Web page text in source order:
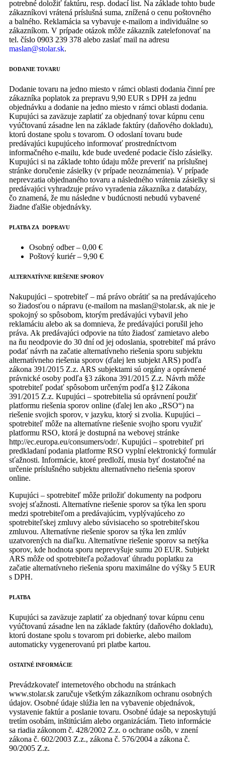
potrebné doložiť faktúru, resp. dodací list. Na základe tohto bude
zákazníkovi vrátená príslušná suma, znížená o cenu poštovného
a balného. Reklamácia sa vybavuje e-mailom a individuálne so
zákazníkom. V prípade otázok môže zákazník zatelefonovať na
tel. číslo 0903 239 378 alebo zaslať mail na adresu
maslan@stolar.sk.
DODANIE TOVARU
Dodanie tovaru na jedno miesto v rámci oblasti dodania činní pre
zákazníka poplatok za prepravu 9,90 EUR s DPH za jednu
objednávku a dodanie na jedno miesto v rámci oblasti dodania.
Kupujúci sa zaväzuje zaplatiť za objednaný tovar kúpnu cenu
vyúčtovanú zásadne len na základe faktúry (daňového dokladu),
ktorú dostane spolu s tovarom. O odoslaní tovaru bude
predávajúci kupujúceho informovať prostredníctvom
informačného e-mailu, kde bude uvedené podacie číslo zásielky.
Kupujúci si na základe tohto údaju môže preveriť na príslušnej
stránke doručenie zásielky (v prípade neoznámenia). V prípade
neprevzatia objednaného tovaru a následného vrátenia zásielky si
predávajúci vyhradzuje právo vyradenia zákazníka z databázy,
čo znamená, že mu následne v budúcnosti nebudú vybavené
žiadne ďalšie objednávky.
PLATBA ZA DOPRAVU
Osobný odber – 0,00 €
Poštový kuriér – 9,90 €
ALTERNATÍVNE RIEŠENIE SPOROV
Nakupujúci – spotrebiteľ – má právo obrátiť sa na predávajúceho
so žiadosťou o nápravu (e-mailom na maslan@stolar.sk, ak nie je
spokojný so spôsobom, ktorým predávajúci vybavil jeho
reklamáciu alebo ak sa domnieva, že predávajúci porušil jeho
práva. Ak predávajúci odpovie na túto žiadosť zamietavo alebo
na ňu neodpovie do 30 dní od jej odoslania, spotrebiteľ má právo
podať návrh na začatie alternatívneho riešenia sporu subjektu
alternatívneho riešenia sporov (ďalej len subjekt ARS) podľa
zákona 391/2015 Z.z. ARS subjektami sú orgány a oprávnené
právnické osoby podľa §3 zákona 391/2015 Z.z. Návrh môže
spotrebiteľ podať spôsobom určeným podľa §12 Zákona
391/2015 Z.z. Kupujúci – spotrebitelia sú oprávnení použiť
platformu riešenia sporov online (ďalej len ako „RSO“) na
riešenie svojich sporov, v jazyku, ktorý si zvolia. Kupujúci –
spotrebiteľ môže na alternatívne riešenie svojho sporu využiť
platformu RSO, ktorá je dostupná na webovej stránke
http://ec.europa.eu/consumers/odr/. Kupujúci – spotrebiteľ pri
predkladaní podania platforme RSO vyplní elektronický formulár
sťažnosti. Informácie, ktoré predloží, musia byť dostatočné na
určenie príslušného subjektu alternatívneho riešenia sporov
online.
Kupujúci – spotrebiteľ môže priložiť dokumenty na podporu
svojej sťažnosti. Alternatívne riešenie sporov sa týka len sporu
medzi spotrebiteľom a predávajúcim, vyplývajúceho zo
spotrebiteľskej zmluvy alebo súvisiaceho so spotrebiteľskou
zmluvou. Alternatívne riešenie sporov sa týka len zmlúv
uzatvorených na diaľku. Alternatívne riešenie sporov sa netýka
sporov, kde hodnota sporu neprevyšuje sumu 20 EUR. Subjekt
ARS môže od spotrebiteľa požadovať úhradu poplatku za
začatie alternatívneho riešenia sporu maximálne do výšky 5 EUR
s DPH.
PLATBA
Kupujúci sa zaväzuje zaplatiť za objednaný tovar kúpnu cenu
vyúčtovanú zásadne len na základe faktúry (daňového dokladu),
ktorú dostane spolu s tovarom pri dobierke, alebo mailom
automaticky vygenerovanú pri platbe kartou.
OSTATNÉ INFORMÁCIE
Prevádzkovateľ internetového obchodu na stránkach
www.stolar.sk zaručuje všetkým zákazníkom ochranu osobných
údajov. Osobné údaje slúžia len na vybavenie objednávok,
vystavenie faktúr a poslanie tovaru. Osobné údaje sa neposkytujú
tretím osobám, inštitúciám alebo organizáciám. Tieto informácie
sa riadia zákonom č. 428/2002 Z.z. o ochrane osôb, v znení
zákona č. 602/2003 Z.z., zákona č. 576/2004 a zákona č.
90/2005 Z.z.